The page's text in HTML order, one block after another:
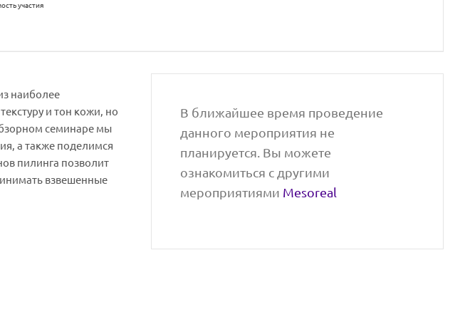
участия
В ближайшее время проведение
данного мероприятия не
планируется. Вы можете
ознакомиться с другими
мероприятиями Mesoreal
наиболее
и тон кожи, но
семинаре мы
а также поделимся
пилинга позволит
взвешенные